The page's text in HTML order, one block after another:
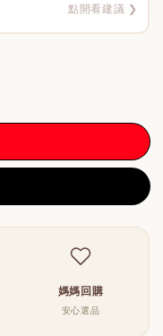
點開看建議 ❯
媽媽回購
安心選品